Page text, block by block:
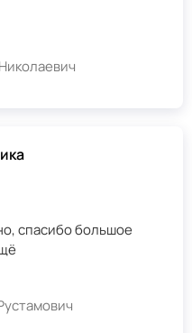
спасибо большое